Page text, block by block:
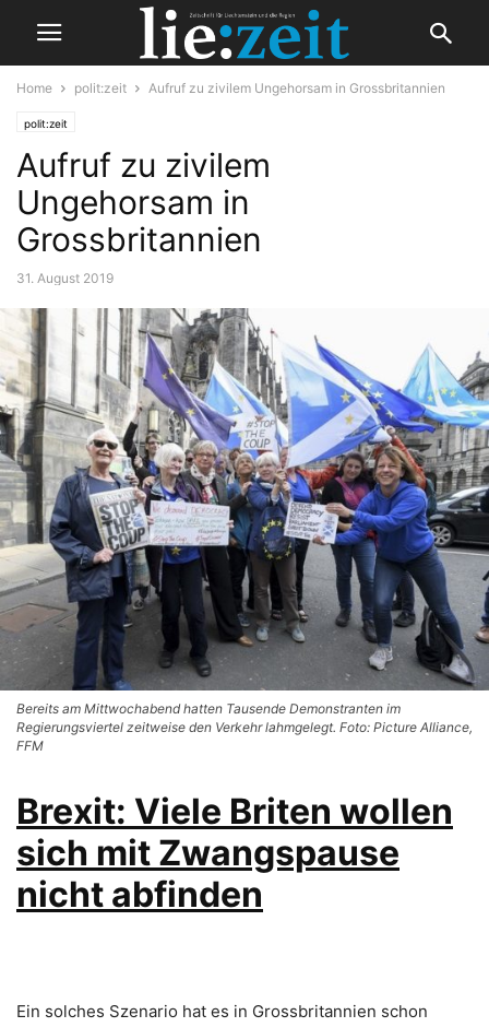
Home polit:zeit Aufruf zu zivilem Ungehorsam in Grossbritannien
polit:zeit
Aufruf zu zivilem
Ungehorsam in
Grossbritannien
31. August 2019
Bereits am Mittwochabend hatten Tausende Demonstranten im
Regierungsviertel zeitweise den Verkehr lahmgelegt. Foto: Picture Alliance,
FFM
Brexit: Viele Briten wollen
sich mit Zwangspause
nicht abfinden
Ein solches Szenario hat es in Grossbritannien schon